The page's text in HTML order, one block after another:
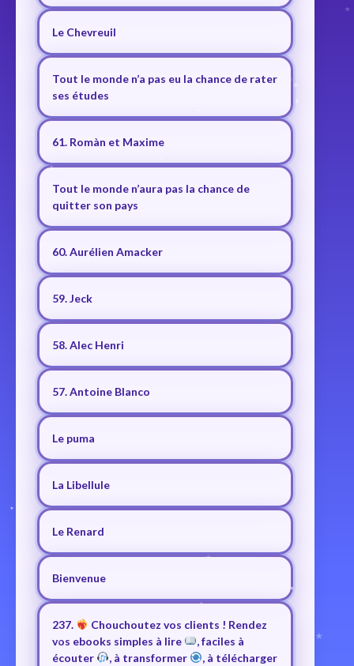
Le Chevreuil
Tout le monde n’a pas eu la chance de rater
ses études
61. Romàn et Maxime
Tout le monde n’aura pas la chance de
quitter son pays
60. Aurélien Amacker
59. Jeck
58. Alec Henri
57. Antoine Blanco
Le puma
La Libellule
Le Renard
Bienvenue
237.
Chouchoutez vos clients ! Rendez
vos ebooks simples à lire
, faciles à
écouter
, à transformer
, à télécharger